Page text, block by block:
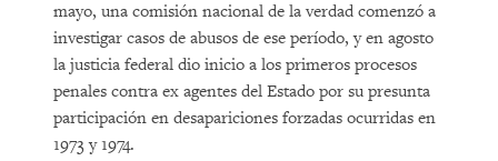
mayo, una comisión nacional de la verdad comenzó a
investigar casos de abusos de ese período, y en agosto
la justicia federal dio inicio a los primeros procesos
penales contra ex agentes del Estado por su presunta
participación en desapariciones forzadas ocurridas en
1973 y 1974.